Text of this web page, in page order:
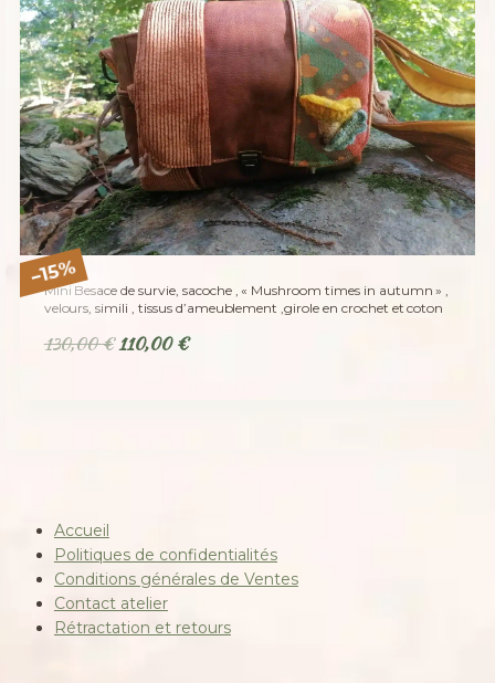
–15%
E
N
P
R
O
M
O
T
I
O
N
Mini Besace de survie, sacoche , « Mushroom times in autumn » ,
velours, simili , tissus d’ameublement ,girole en crochet et coton
130,00€ L
i
t
i
a
110,00€L
t
u
l
Accueil
Politiques de confidentialités
Conditions générales de Ventes
Contact atelier
Rétractation et retours